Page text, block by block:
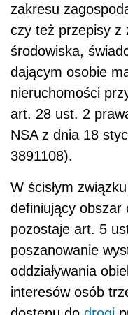
zakresu
czy też przepisy z
środowiska,
dającym osobie
nieruchomości
art. 28 ust. 2
NSA z dnia 18
3891108).
W ścisłym
definiujący obszar
pozostaje art. 5
poszanowanie
oddziaływania
interesów osób